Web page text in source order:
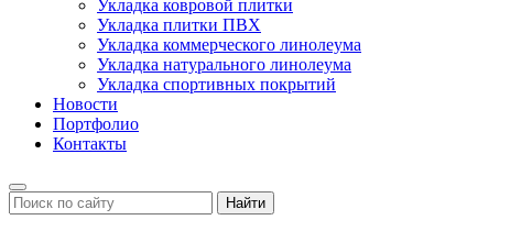
Укладка ковровой плитки
Укладка плитки ПВХ
Укладка коммерческого линолеума
Укладка натурального линолеума
Укладка спортивных покрытий
Новости
Портфолио
Контакты
Найти